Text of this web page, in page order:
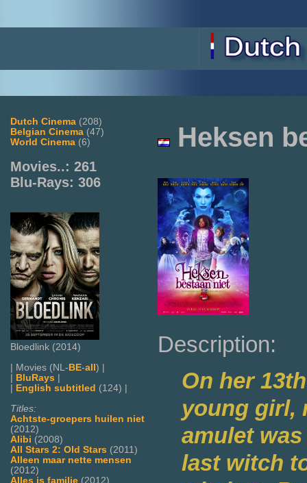
Dutch Cinema (208)
Belgian Cinema (47)
World Cinema (6)
Movies..: 261
Blu-Rays: 306
Bloedlink (2014)
| Movies (NL-BE-all) |
| BluRays |
| English subtitled (124) |
Titles:
Achtste-groepers huilen niet
(2012)
Alibi (2008)
All Stars 2: Old Stars (2011)
Alleen maar nette mensen
(2012)
Alles is familie (2012)
Heksen
Description:
On her
young girl,
amulet
last witch